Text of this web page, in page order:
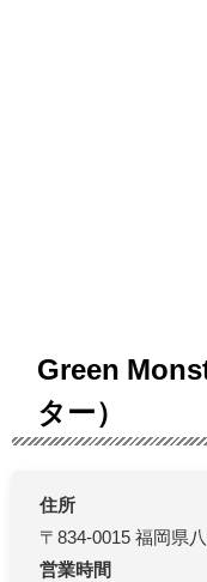
Green
ター）
住所
〒834-0015 福岡県
営業時間